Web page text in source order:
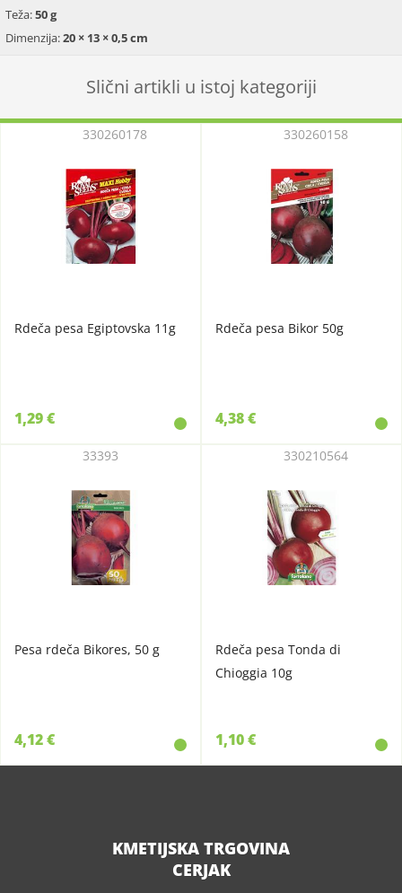
Teža:50 g
Dimenzija:20 × 13 × 0,5 cm
Slični artikli u istoj kategoriji
Rdeča pesa Egiptovska 11g
330260178
1,29 €
Rdeča pesa Bikor 50g
330260158
4,38 €
Pesa rdeča Bikores, 50 g
33393
4,12 €
Rdeča pesa Tonda di
Chioggia 10g
330210564
1,10 €
KMETIJSKA TRGOVINA
CERJAK